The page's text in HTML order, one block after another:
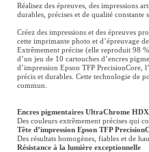
Réalisez des épreuves, des impressions
durables, précises et de qualité constante
Créez des impressions et des épreuves
cette imprimante photo et d’épreuvage
Extrêmement précise (elle reproduit 98
d’un jeu de 10 cartouches d’encres
d’impression Epson TFP PrecisionCore,
précis et durables. Cette technologie de
commun.
Encres pigmentaires UltraChrome HDX
Des couleurs extrêmement précises qui
Tête d’impression Epson TFP
Des résultats homogènes, fiables et de
Résistance à la lumière exceptionnelle